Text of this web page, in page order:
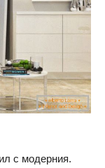
с модерния.